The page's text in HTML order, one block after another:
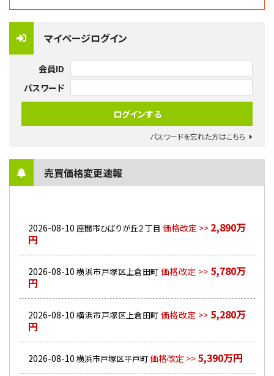
マイページログイン
会員ID
パスワード
パスワードを忘れた方はこちら
売買価格変更速報
2026-08-10 座間市ひばりが丘２丁目 価格改定 >> 2,890万
円
2026-08-10 横浜市戸塚区上倉田町 価格改定 >> 5,780万
円
2026-08-10 横浜市戸塚区上倉田町 価格改定 >> 5,280万
円
2026-08-10 横浜市戸塚区平戸町価格改定 >> 5,390万円